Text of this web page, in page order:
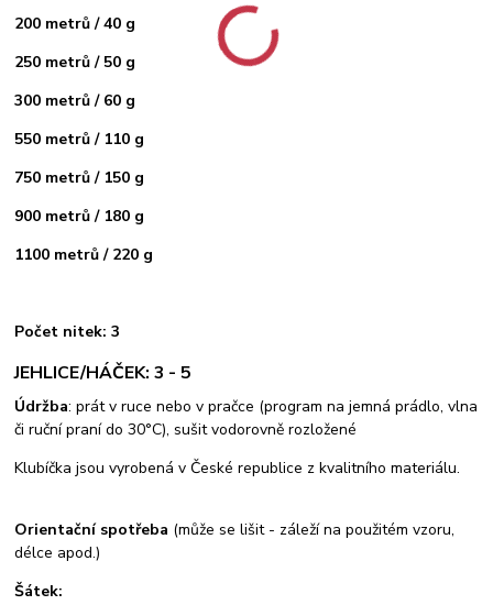
200 metrů / 40 g
250 metrů / 50 g
300 metrů / 60 g
550 metrů / 110 g
750 metrů / 150 g
900 metrů / 180 g
1100 metrů / 220 g
Počet nitek: 3
JEHLICE/HÁČEK: 3 - 5
Údržba: prát v ruce nebo v pračce (program na jemná prádlo, vlna
či ruční praní do 30°C), sušit vodorovně rozložené
Klubíčka jsou vyrobená v České republice z kvalitního materiálu.
Orientační spotřeba (může se lišit - záleží na použitém vzoru,
délce apod.)
Šátek: